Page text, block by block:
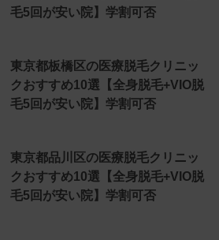
毛5回が安い院】学割可否
東京都板橋区の医療脱毛クリニッ
クおすすめ10選【全身脱毛+VIO脱
毛5回が安い院】学割可否
東京都品川区の医療脱毛クリニッ
クおすすめ10選【全身脱毛+VIO脱
毛5回が安い院】学割可否